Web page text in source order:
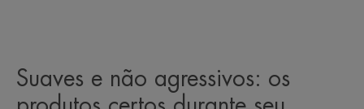
Suaves e não agressivos: os